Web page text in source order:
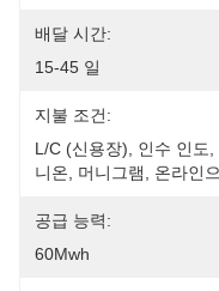
배달 시간:
15-45 일
지불 조건:
L/C (신용장), 인수 인도
니온, 머니그램, 온라인
공급 능력:
60Mwh